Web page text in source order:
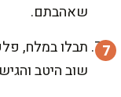
שאהבתם.
תבלו במלח,
שוב היטב